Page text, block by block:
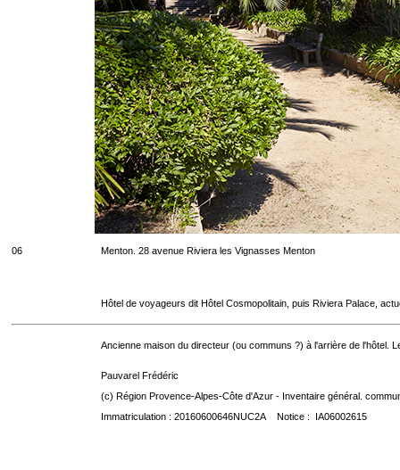
06 Menton. 28 avenue Riviera les Vignasses Menton
Hôtel de voyageurs dit Hôtel Cosmopolitain, puis Riviera Palace,
Ancienne maison du directeur (ou communs ?) à l'arrière de l'hôtel.
Pauvarel Frédéric
(c) Région Provence-Alpes-Côte d'Azur - Inventaire général.
Immatriculation : 20160600646NUC2A Notice : IA06002615